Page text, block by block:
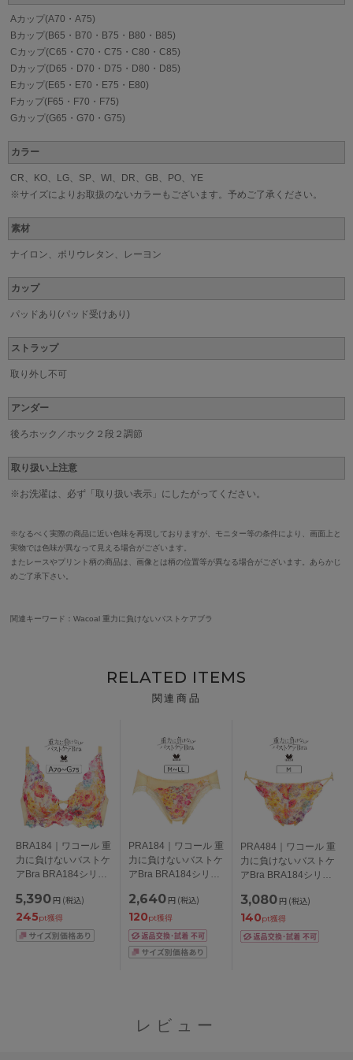
Aカップ(A70・A75)
Bカップ(B65・B70・B75・B80・B85)
Cカップ(C65・C70・C75・C80・C85)
Dカップ(D65・D70・D75・D80・D85)
Eカップ(E65・E70・E75・E80)
Fカップ(F65・F70・F75)
Gカップ(G65・G70・G75)
カラー
CR、KO、LG、SP、WI、DR、GB、PO、YE
※サイズによりお取扱のないカラーもございます。予めご了承ください。
素材
ナイロン、ポリウレタン、レーヨン
カップ
パッドあり(パッド受けあり)
ストラップ
取り外し不可
アンダー
後ろホック／ホック２段２調節
取り扱い上注意
※お洗濯は、必ず「取り扱い表示」にしたがってください。
※なるべく実際の商品に近い色味を再現しておりますが、モニター等の条件により、画面上と
実物では色味が異なって見える場合がございます。
またレースやプリント柄の商品は、画像とは柄の位置等が異なる場合がございます。あらかじ
めご了承下さい。
関連キーワード：Wacoal 重力に負けないバストケアブラ
RELATED ITEMS
関連商品
BRA184｜ワコール 重
力に負けないバストケ
アBra BRA184シリー
ABCDEFGカップ アン
ダー
65/70/75/80/85cm
5,390 円 (税込)
245pt獲得
PRA184｜ワコール 重
力に負けないバストケ
アBra BRA184シリー
ーツ M/L/LL
2,640 円 (税込)
120pt獲得
PRA484｜ワコール 重
力に負けないバストケ
アBra BRA184シリー
M
3,080 円 (税込)
140pt獲得
レビュー